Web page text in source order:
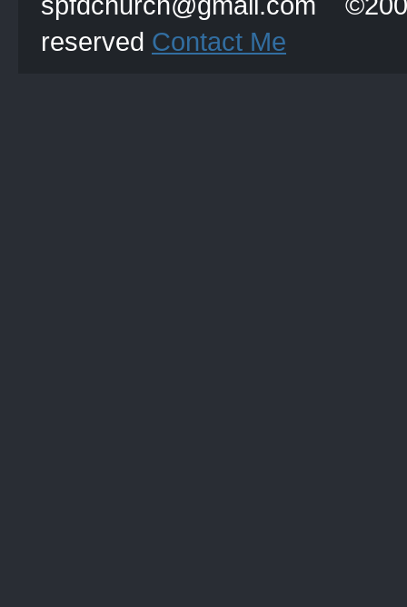
reserved Contact Me